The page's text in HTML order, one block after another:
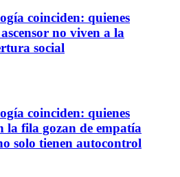
coinciden: quienes
no viven a la
social
coinciden: quienes
la fila gozan de empatía
solo tienen autocontrol